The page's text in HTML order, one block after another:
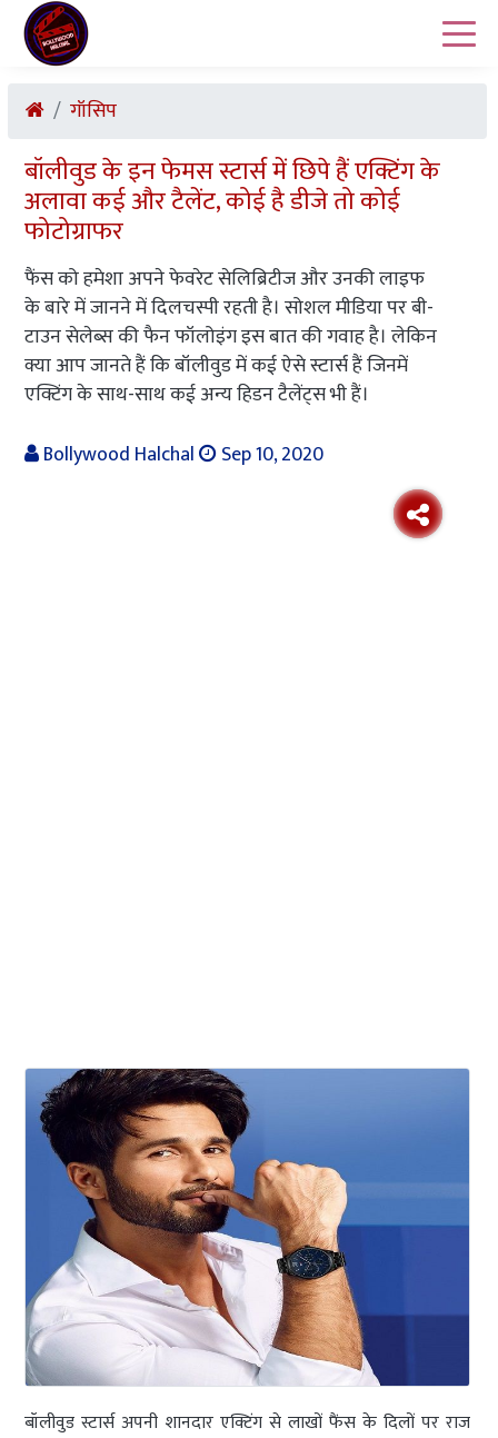
गॉसिप
बॉलीवुड के इन फेमस स्टार्स में छिपे हैं एक्टिंग के
अलावा कई और टैलेंट, कोई है डीजे तो कोई
फोटोग्राफर
फैंस को हमेशा अपने फेवरेट सेलिब्रिटीज और उनकी लाइफ
के बारे में जानने में दिलचस्पी रहती है। सोशल मीडिया पर बी-
टाउन सेलेब्स की फैन फॉलोइंग इस बात की गवाह है। लेकिन
क्या आप जानते हैं कि बॉलीवुड में कई ऐसे स्टार्स हैं जिनमें
एक्टिंग के साथ-साथ कई अन्य हिडन टैलेंट्स भी हैं।
Bollywood Halchal
Sep 10, 2020
बॉलीवुड स्टार्स अपनी शानदार एक्टिंग से लाखों फैंस के दिलों पर राज